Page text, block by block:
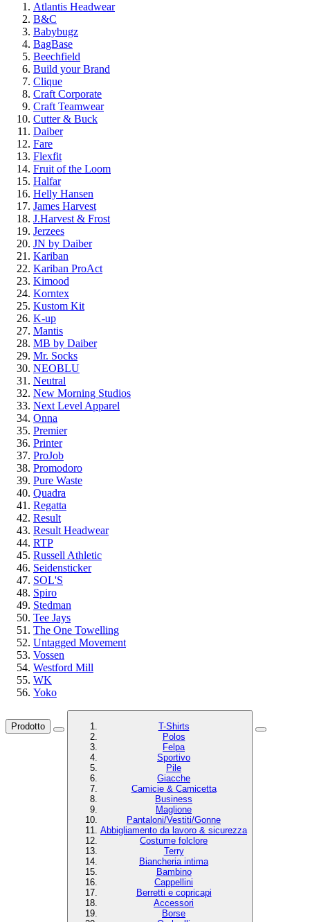
Atlantis Headwear
B&C
Babybugz
BagBase
Beechfield
Build your Brand
Clique
Craft Corporate
Craft Teamwear
Cutter & Buck
Daiber
Fare
Flexfit
Fruit of the Loom
Halfar
Helly Hansen
James Harvest
J.Harvest & Frost
Jerzees
JN by Daiber
Kariban
Kariban ProAct
Kimood
Korntex
Kustom Kit
K-up
Mantis
MB by Daiber
Mr. Socks
NEOBLU
Neutral
New Morning Studios
Next Level Apparel
Onna
Premier
Printer
ProJob
Promodoro
Pure Waste
Quadra
Regatta
Result
Result Headwear
RTP
Russell Athletic
Seidensticker
SOL'S
Spiro
Stedman
Tee Jays
The One Towelling
Untagged Movement
Vossen
Westford Mill
WK
Yoko
Prodotto
T-Shirts
Polos
Felpa
Sportivo
Pile
Giacche
Camicie & Camicetta
Business
Maglione
Pantaloni/Vestiti/Gonne
Abbigliamento da lavoro & sicurezza
Costume folclore
Terry
Biancheria intima
Bambino
Cappellini
Berretti e copricapi
Accessori
Borse